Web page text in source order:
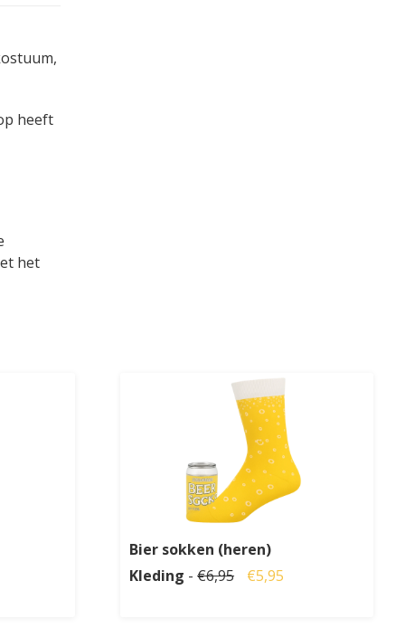
heeft
het
Bier sokken (heren)
Kleding -€6,95 €5,95